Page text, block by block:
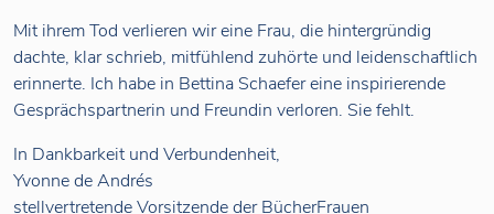
Mit ihrem Tod verlieren wir eine Frau, die hintergründig
dachte, klar schrieb, mitfühlend zuhörte und leidenschaftlich
erinnerte. Ich habe in Bettina Schaefer eine inspirierende
Gesprächspartnerin und Freundin verloren. Sie fehlt.
In Dankbarkeit und Verbundenheit,
Yvonne de Andrés
stellvertretende Vorsitzende der BücherFrauen